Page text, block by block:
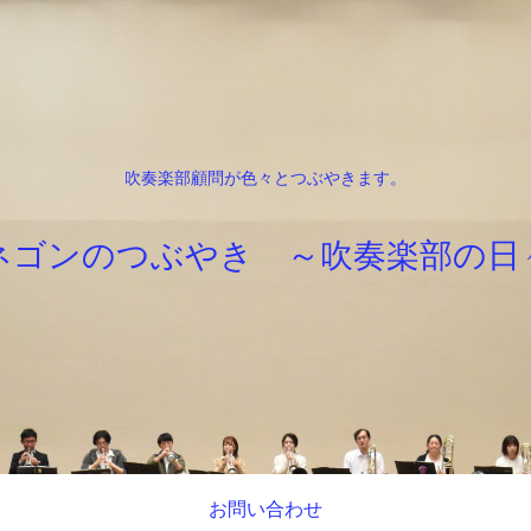
吹奏楽部顧問が色々とつぶやきます。
ゴンのつぶやき ～吹奏楽部の日
お問い合わせ